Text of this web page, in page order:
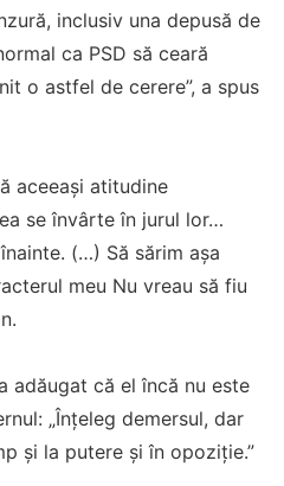
inclusiv una depusă de
ca PSD să ceară
o astfel de cerere”, a spus
aceeași atitudine
se învârte în jurul lor…
(…) Să sărim așa
meu Nu vreau să fiu
adăugat că el încă nu este
„Înțeleg demersul, dar
și la putere și în opoziție.”